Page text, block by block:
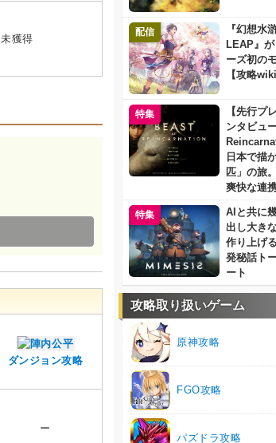
未獲得
ダンジョン攻略
ー
配信
『幻想水
LEAP』
ーズ初の
【攻略
特集
【先行プ
ンタビュ
日本で描
匹」の旅
爽快な連
特集
AIと共に
出し大き
作り上げ
発秘話ト
ート
攻略取り扱いゲーム
原神攻略
FGO攻略
パズドラ攻略